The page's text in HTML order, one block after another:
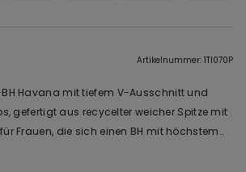
Artikelnummer: 1TI070P
Havana mit tiefem V-Ausschnitt und
gefertigt aus recycelter weicher Spitze mit
Frauen, die sich einen BH mit höchstem
natürlichen Optik wünschen. Die Träger
ist zu 100 % aus recyceltem